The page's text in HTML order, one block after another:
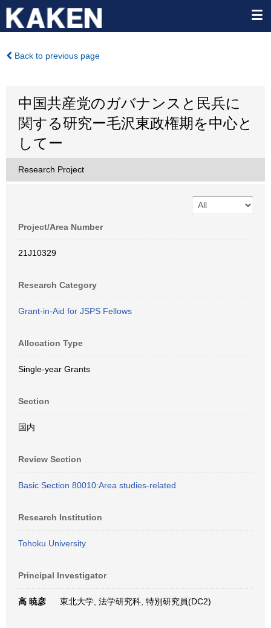
Back to previous page
中国共産党のガバナンスと民兵に
関する研究ー毛沢東政権期を中心と
してー
Research Project
Project/Area Number
21J10329
Research Category
Grant-in-Aid for JSPS Fellows
Allocation Type
Single-year Grants
Section
国内
Review Section
Basic Section 80010:Area studies-related
Research Institution
Tohoku University
Principal Investigator
高 暁彦 東北大学, 法学研究科, 特別研究員(DC2)